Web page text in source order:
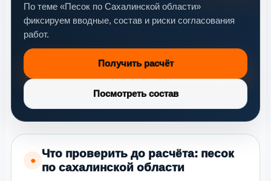
По теме «Песок по Сахалинской области»
фиксируем вводные, состав и риски согласования
работ.
Получить расчёт
Посмотреть состав
●
Что проверить до расчёта: песок
по сахалинской области